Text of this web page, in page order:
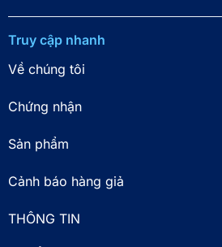
Truy cập nhanh
Về chúng tôi
Chứng nhận
Sản phẩm
Cảnh báo hàng giả
THÔNG TIN